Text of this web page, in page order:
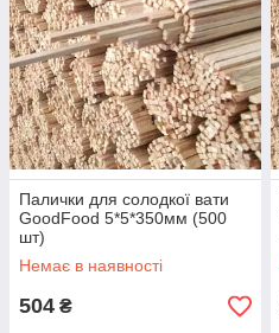
Палички для солодкої вати
GoodFood 5*5*350мм (500
шт)
Немає в наявності
504 ₴